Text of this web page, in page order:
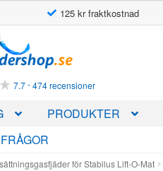
125 kr fraktkostnad
7.7-474 recensioner
PRODUKTER
för Stabilus Lift-O-Mat